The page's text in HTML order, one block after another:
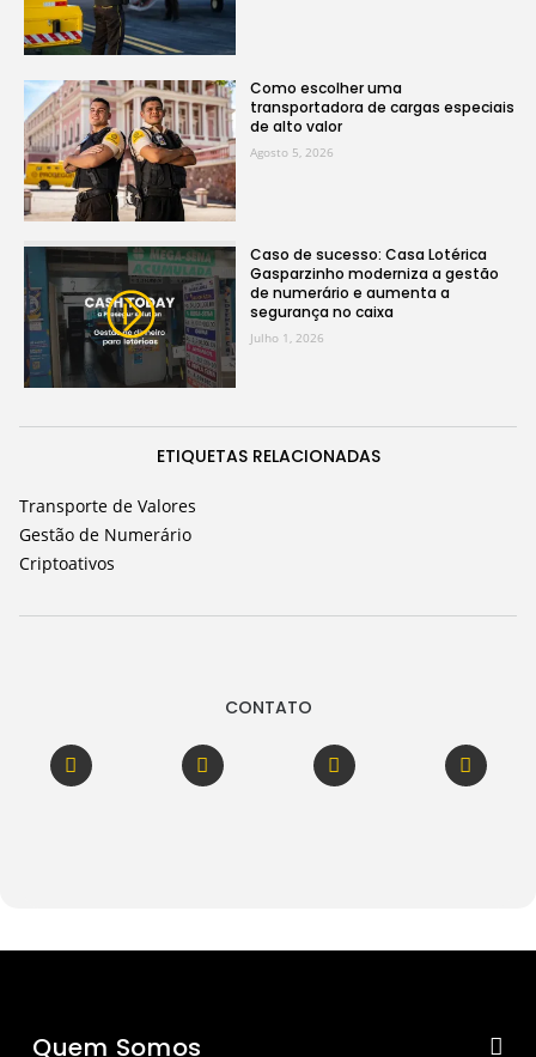
Como escolher uma
transportadora de cargas especiais
de alto valor
Agosto 5, 2026
Caso de sucesso: Casa Lotérica
Gasparzinho moderniza a gestão
de numerário e aumenta a
segurança no caixa
Julho 1, 2026
ETIQUETAS RELACIONADAS
Transporte de Valores
Gestão de Numerário
Criptoativos
CONTATO
Quem Somos